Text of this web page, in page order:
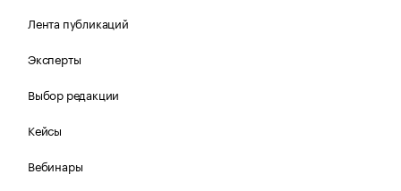
Лента публикаций
Эксперты
Выбор редакции
Кейсы
Вебинары